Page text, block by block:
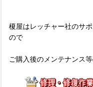
榎屋はレッチャー社のサ
ので
ご購入後のメンテナンス